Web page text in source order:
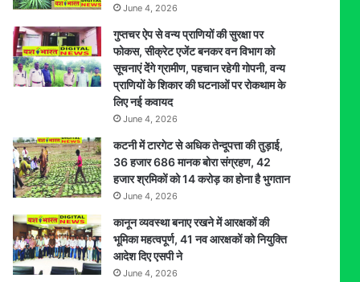
June 4, 2026
गुप्तचर ऐप से वन्य प्राणियों की सुरक्षा पर
फोकस, सीक्रेट एजेंट बनकर वन विभाग को
सूचनाएं देेंगे ग्रामीण, पहचान रहेगी गोपनी, वन्य
प्राणियों के शिकार की घटनाओं पर रोकथाम के
लिए नई कवायद
June 4, 2026
कटनी में टारगेट से अधिक तेन्दूपत्ता की तुड़ाई,
36 हजार 686 मानक बोरा संग्रहण, 42
हजार श्रमिकों को 14 करोड़ का होना है भुगतान
June 4, 2026
कानून व्यवस्था बनाए रखने में आरक्षकों की
भूमिका महत्वपूर्ण, 41 नव आरक्षकों को नियुक्ति
आदेश दिए एसपी ने
June 4, 2026